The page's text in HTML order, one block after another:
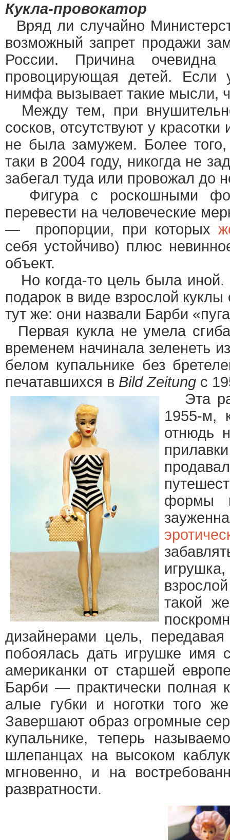
Кукла-провокатор
Вряд ли случайно
возможный запрет продажи
России. Причина очевидна
провоцирующая детей.
нимфа вызывает такие мысли,
Между тем, при
сосков, отсутствуют у
не была замужем. Более
таки в 2004 году, никогда не
забегал туда или провожал до
Фигура с роскошными
перевести на человеческие
— пропорции, при которых
себя устойчиво) плюс
объект.
Но когда-то цель была иной.
подарок в виде взрослой
тут же: они назвали Барби
Первая кукла не умела
временем начинала зеленеть
белом купальнике без
печатавшихся в Bild Zeitung с
Эта
1955-м,
отнюдь
формы
такой
дизайнерами цель,
побоялась дать игрушке имя
американки от старшей
Барби — практически полная
алые губки и ноготки того
Завершают образ огромные
купальнике, теперь
шлепанцах на высоком
мгновенно, и на
развратности.